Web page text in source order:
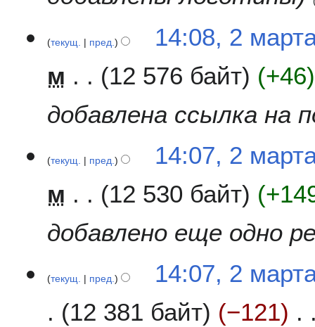
текущ. пред.
14:08, 2
м
12 576 байт
+46
добавлена ссылка на
текущ. пред.
14:07, 2
м
12 530 байт
добавлено еще одно
текущ. пред.
14:07, 2
12 381 байт
−121